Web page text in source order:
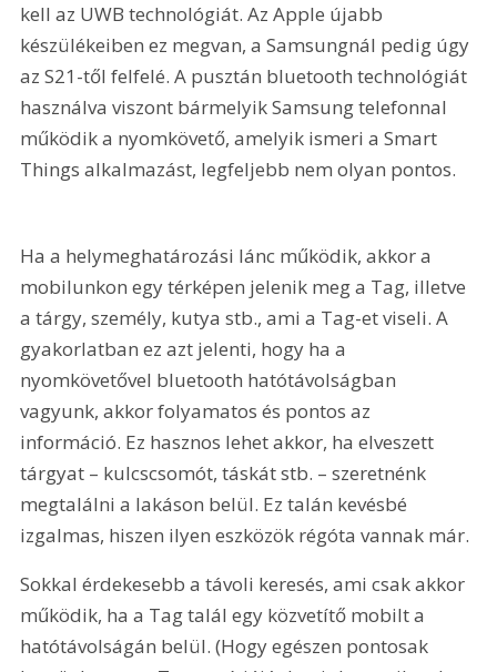
kell az UWB technológiát. Az Apple újabb
készülékeiben ez megvan, a Samsungnál pedig úgy
az S21-től felfelé. A pusztán bluetooth technológiát
használva viszont bármelyik Samsung telefonnal
működik a nyomkövető, amelyik ismeri a Smart
Things alkalmazást, legfeljebb nem olyan pontos.
Ha a helymeghatározási lánc működik, akkor a
mobilunkon egy térképen jelenik meg a Tag, illetve
a tárgy, személy, kutya stb., ami a Tag-et viseli. A
gyakorlatban ez azt jelenti, hogy ha a
nyomkövetővel bluetooth hatótávolságban
vagyunk, akkor folyamatos és pontos az
információ. Ez hasznos lehet akkor, ha elveszett
tárgyat – kulcscsomót, táskát stb. – szeretnénk
megtalálni a lakáson belül. Ez talán kevésbé
izgalmas, hiszen ilyen eszközök régóta vannak már.
Sokkal érdekesebb a távoli keresés, ami csak akkor
működik, ha a Tag talál egy közvetítő mobilt a
hatótávolságán belül. (Hogy egészen pontosak